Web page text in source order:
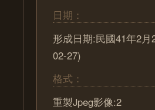
日期：
形成日期:民國41年2
02-27)
格式：
重製Jpeg影像:2